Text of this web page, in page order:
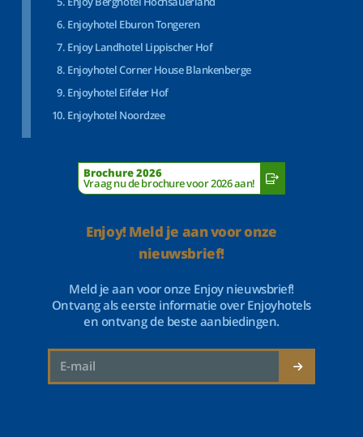
Enjoyhotel Eburon Tongeren
Enjoy Landhotel Lippischer Hof
Enjoyhotel Corner House Blankenberge
Enjoyhotel Eifeler Hof
Enjoyhotel Noordzee
Brochure 2026
Vraag nu de brochure voor 2026 aan!
Enjoy! Meld je aan voor onze
nieuwsbrief!
Meld je aan voor onze Enjoy nieuwsbrief!
Ontvang als eerste informatie over Enjoyhotels
en ontvang de beste aanbiedingen.